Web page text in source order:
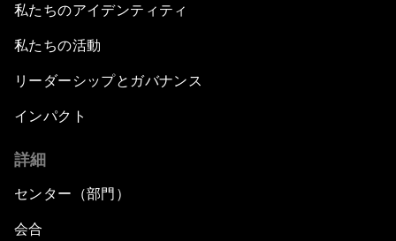
私たちのアイデンティティ
私たちの活動
リーダーシップとガバナンス
インパクト
詳細
センター（部門）
会合